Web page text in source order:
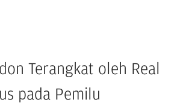
Terangkat oleh Real
pada Pemilu